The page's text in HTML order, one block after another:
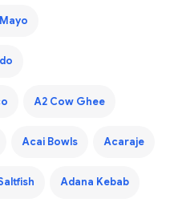
A2 Cow Ghee
Acai Bowls Acaraje
Adana Kebab